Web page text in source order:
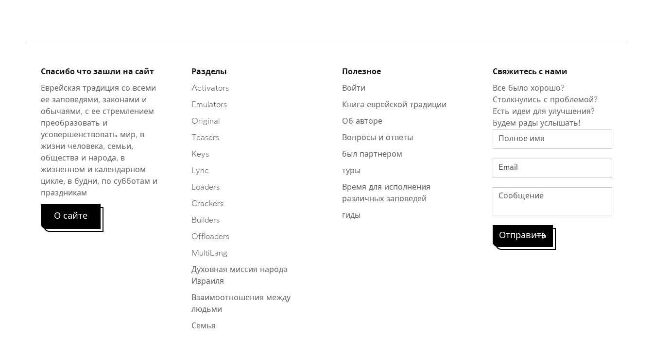
Свяжитесь с нами
Все было хорошо?
Столкнулись с проблемой?
Есть идеи для улучшения?
Будем рады услышать!
Полезное
Войти
Книга еврейской традиции
Об авторе
Вопросы и ответы
был партнером
туры
Время для исполнения
различных заповедей
гиды
Разделы
Activators
Emulators
Original
Teasers
Keys
Lync
Loaders
Crackers
Builders
Offloaders
MultiLang
Духовная миссия народа
Израиля
Взаимоотношения между
людьми
Семья
Спасибо что зашли на сайт
Еврейская традиция со всеми
ее заповедями, законами и
обычаями, с ее стремлением
преобразовать и
усовершенствовать мир, в
жизни человека, семьи,
общества и народа, в
жизненном и календарном
цикле, в будни, по субботам и
праздникам
О сайте